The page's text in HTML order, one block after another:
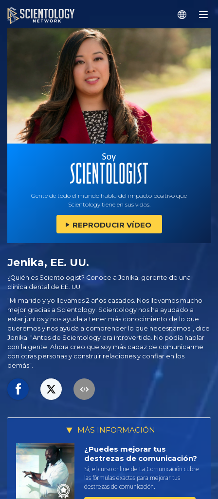
Gente de todo el mundo habla del impacto positivo que
Scientology tiene en sus vidas.
REPRODUCIR VÍDEO
Jenika, EE. UU.
¿Quién es Scientologist? Conoce a Jenika, gerente de una
clínica dental de EE. UU.
“Mi marido y yo llevamos 2 años casados. Nos llevamos mucho
mejor gracias a Scientology. Scientology nos ha ayudado a
estar juntos y nos ayuda a tener más conocimiento de lo que
queremos y nos ayuda a comprender lo que necesitamos”, dice
Jenika. “Antes de Scientology era introvertida. No podía hablar
con la gente. Ahora creo que soy más capaz de comunicarme
con otras personas y construir relaciones y confiar en los
demás”.
MÁS INFORMACIÓN
¿Puedes mejorar tus
destrezas de comunicación?
Sí, el curso online de La Comunicación cubre
las fórmulas exactas para mejorar tus
destrezas de comunicación.